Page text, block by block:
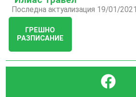
Последна актуализация 19/01/2021
ГРЕШНО
РАЗПИСАНИЕ
}